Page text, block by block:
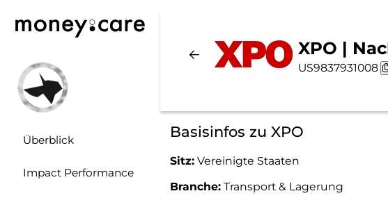
Überblick
Impact Performance
XPO |
US9837931008
Basisinfos zu XPO
Sitz: Vereinigte Staaten
Branche: Transport & Lagerung